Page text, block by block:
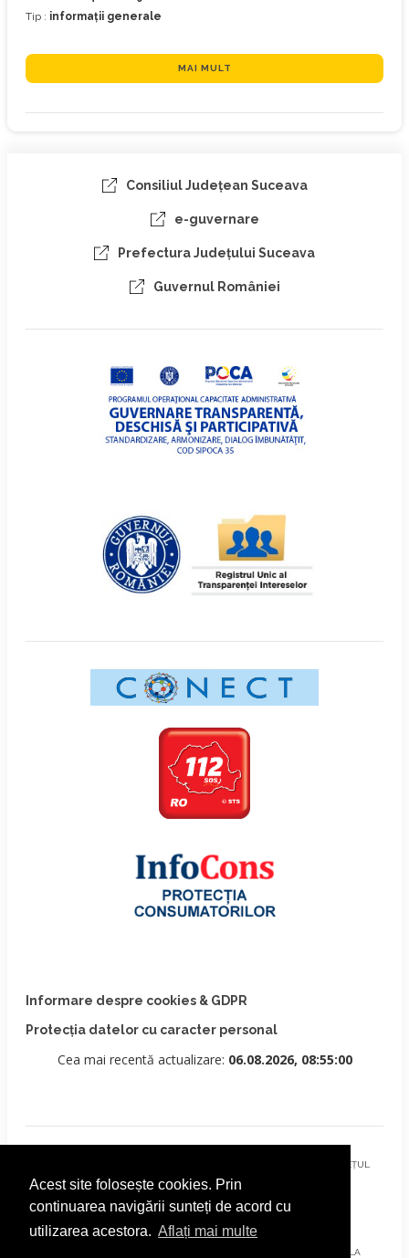
Acest site folosește cookies. Prin
continuarea navigării sunteți de acord cu
utilizarea acestora. Aflați mai multe
Tip : informații generale
MAI MULT
Consiliul Judeţean Suceava
e-guvernare
Prefectura Judeţului Suceava
Guvernul României
Informare despre cookies & GDPR
Protecția datelor cu caracter personal
Cea mai recentă actualizare: 06.08.2026, 08:55:00
© 2026 - PRIMĂRIA MUNICIPIULUI CÂMPULUNG MOLDOVENESC, JUDEȚUL
SUCEAVA
AȚI ÎNTÂMPINAT O PROBLEMĂ TEHNICĂ? TRIMITEȚI-NE UN EMAIL LA